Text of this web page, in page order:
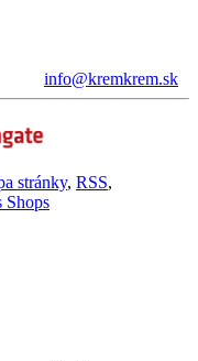
info@kremkrem.sk
stránky, RSS,
Shops